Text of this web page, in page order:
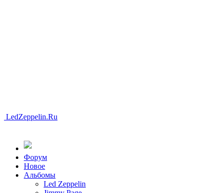
LedZeppelin.Ru
Форум
Новоe
Альбомы
Led Zeppelin